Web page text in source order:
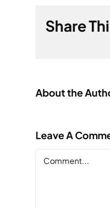
Share
About the
Leave A
Comment